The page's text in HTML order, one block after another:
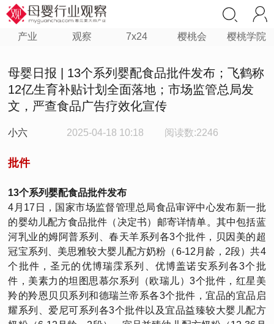
产业 观察 7x24 樱桃会 樱桃学院
母婴日报 | 13个系列婴配食品批件发布；飞鹤称
12亿生育补贴计划全面落地；市场监管总局发
文，严查食品广告疗效化宣传
小六 2025-04-18 10:18 阅读数:2246
批件
13个系列婴配食品批件发布
4月17日，国家市场监督管理总局食品审评中心发布新一批
的婴幼儿配方食品批件（决定书）邮寄详情单。其中包括蓝
河乳业的姆阿普系列、春天羊系列各3个批件，贝因美的超
冠宝系列、美思雅较大婴儿配方奶粉（6-12月龄，2段）共4
个批件，圣元的优博瑞霂系列、优博盖诺安系列各3个批
件，美素力的坦图思慕尔系列（欧瑞儿）3个批件，红星美
羚的羚恩贝贝系列和德瑞兰帝系各3个批件，宜品的宜品启
耀系列、爱尼可系列各3个批件以及宜品益臻较大婴儿配方